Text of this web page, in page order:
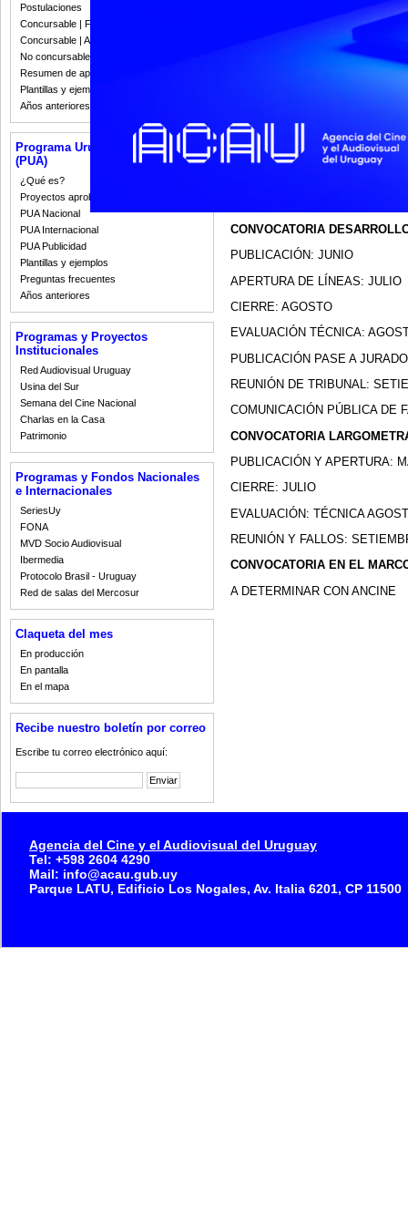
Postulaciones
Concursable | Fallos 2023
Concursable | Actas y Resoluciones
No concursable | Actas y Resoluciones
Resumen de apoyos 2008-2022
Plantillas y ejemplos
Años anteriores
Programa Uruguay Audiovisual
(PUA)
¿Qué es?
Proyectos aprobados
PUA Nacional
PUA Internacional
PUA Publicidad
Plantillas y ejemplos
Preguntas frecuentes
Años anteriores
Programas y Proyectos
Institucionales
Red Audiovisual Uruguay
Usina del Sur
Semana del Cine Nacional
Charlas en la Casa
Patrimonio
Programas y Fondos Nacionales
e Internacionales
SeriesUy
FONA
MVD Socio Audiovisual
Ibermedia
Protocolo Brasil - Uruguay
Red de salas del Mercosur
Claqueta del mes
En producción
En pantalla
En el mapa
Recibe nuestro boletín por correo
Escribe tu correo electrónico aquí:
CONVOCATORIA
PUBLICACIÓN: 21 DE
EVALUACIÓN TÉCNICA:
PUBLICACIÓN PASE A
CONVOCATORIA
PUBLICACIÓN: JUNIO
APERTURA DE LÍNEAS: JULIO
CIERRE: AGOSTO
EVALUACIÓN TÉCNICA:
PUBLICACIÓN PASE A
REUNIÓN DE TRIBUNAL:
COMUNICACIÓN PÚBLICA DE
CONVOCATORIA
PUBLICACIÓN Y APERTURA:
CIERRE: JULIO
EVALUACIÓN: TÉCNICA
REUNIÓN Y FALLOS:
CONVOCATORIA EN EL
A DETERMINAR CON ANCINE
Agencia del Cine y el Audiovisual del Uruguay
Tel: +598 2604 4290
Mail: info@acau.gub.uy
Parque LATU, Edificio Los Nogales, Av. Italia 6201, CP 11500